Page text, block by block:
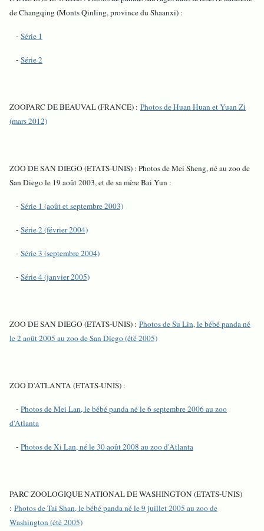
de Changqing (Monts Qinling, province du Shaanxi) :
- Série 1
- Série 2
ZOOPARC DE BEAUVAL (FRANCE) : Photos de Huan Huan et Yuan Zi
(mars 2012)
ZOO DE SAN DIEGO (ETATS-UNIS) : Photos de Mei Sheng, né au zoo de
San Diego le 19 août 2003, et de sa mère Bai Yun :
- Série 1 (août et septembre 2003)
- Série 2 (février 2004)
- Série 3 (septembre 2004)
- Série 4 (janvier 2005)
ZOO DE SAN DIEGO (ETATS-UNIS) : Photos de Su Lin, le bébé panda né
le 2 août 2005 au zoo de San Diego (été 2005)
ZOO D'ATLANTA (ETATS-UNIS) :
- Photos de Mei Lan, le bébé panda né le 6 septembre 2006 au zoo
d'Atlanta
- Photos de Xi Lan, né le 30 août 2008 au zoo d'Atlanta
PARC ZOOLOGIQUE NATIONAL DE WASHINGTON (ETATS-UNIS)
: Photos de Tai Shan, le bébé panda né le 9 juillet 2005 au zoo de
Washington (été 2005)